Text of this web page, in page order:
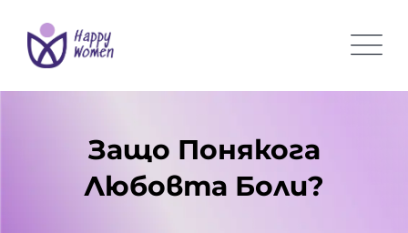
Защо Понякога
Любовта Боли?